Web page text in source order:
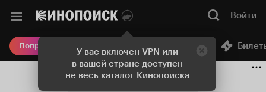
У вас включен VPN или
в вашей стране доступен
не весь каталог Кинопоиска
Войти
Попробовать Плюс Онлайн-кинотеатр